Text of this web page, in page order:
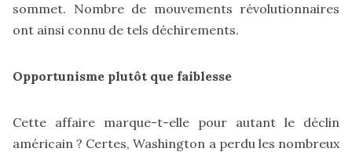
sommet. Nombre de mouvements révolutionnaires
ont ainsi connu de tels déchirements.
Opportunisme plutôt que faiblesse
Cette affaire marque-t-elle pour autant le déclin
américain ? Certes, Washington a perdu les nombreux